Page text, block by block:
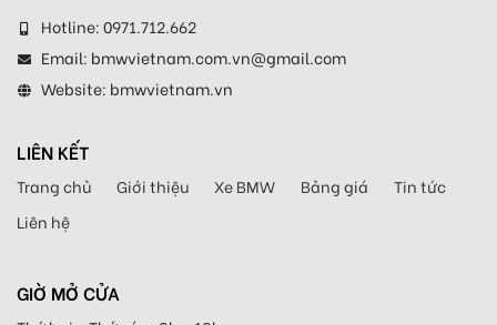
Hotline:0971.712.662
Email: bmwvietnam.com.vn@gmail.com
Website: bmwvietnam.vn
LIÊN KẾT
Trang chủ Giới thiệu Xe BMW Bảng giá
Tin tức
Liên hệ
GIỜ MỞ CỬA